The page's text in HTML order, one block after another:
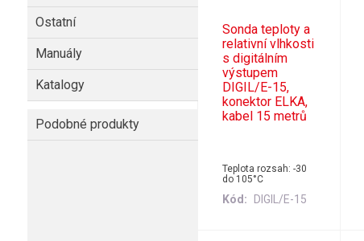
Ostatní
Manuály
Katalogy
Podobné produkty
Sonda teploty a
relativní vlhkosti
s digitálním
výstupem
DIGIL/E-15,
konektor ELKA,
kabel 15 metrů
Teplota rozsah: -30
do 105°C
Kód DIGIL/E-15